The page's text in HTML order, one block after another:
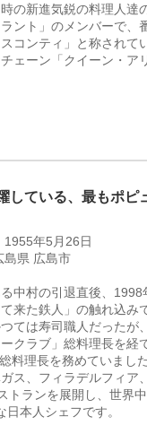
の新進気鋭の料理人達
ント」のメンバーで、
コンティ」と称されて
ェーン「クイーン・ア
している、最もポピ
1955年5月26日
島県 広島市
中村の引退直後、1998
来た鉄人」の触れ込み
ては寿司職人だったが
クラブ」総料理長を経
総料理長を務めていまし
ス、フィラデルフィア
ランを展開し、世界中
本人シェフです。